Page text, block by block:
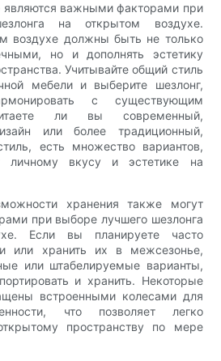
являются важными факторами при
на открытом воздухе.
воздухе должны быть не только
но и дополнять эстетику
Учитывайте общий стиль
мебели и выберите шезлонг,
с существующим
ли вы современный,
или более традиционный,
есть множество вариантов,
личному вкусу и эстетике на
хранения также могут
при выборе лучшего шезлонга
Если вы планируете часто
или хранить их в межсезонье,
или штабелируемые варианты,
и хранить. Некоторые
встроенными колесами для
что позволяет легко
пространству по мере